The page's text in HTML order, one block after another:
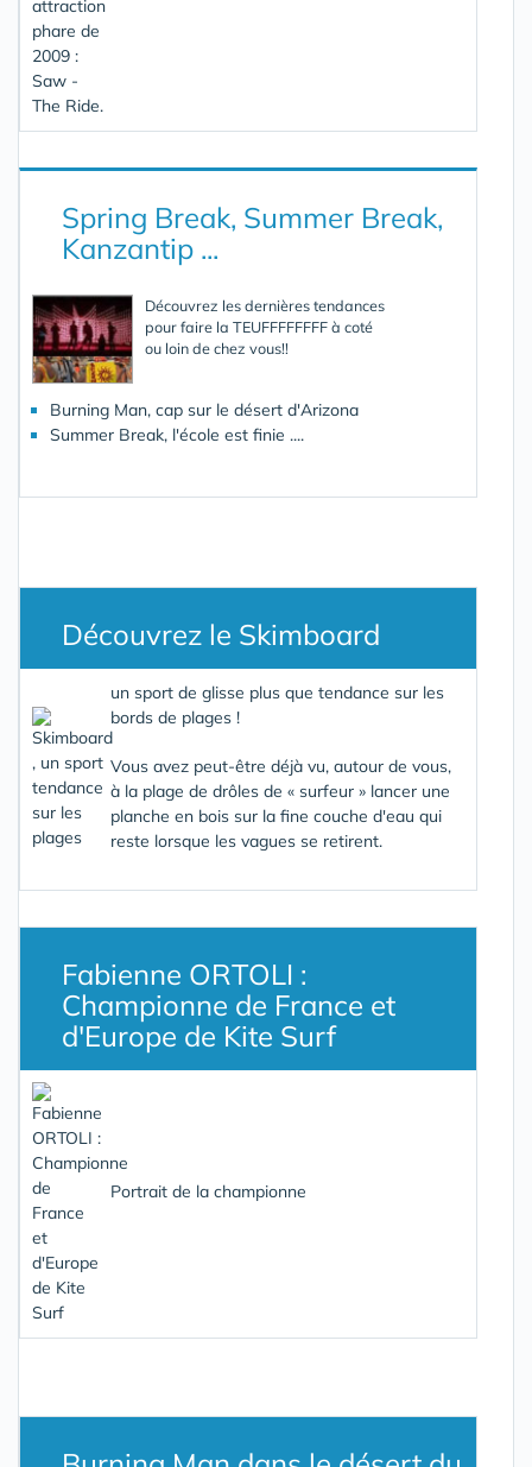
Spring Break, Summer Break,
Kanzantip ...
Découvrez les dernières tendances
pour faire la TEUFFFFFFFF à coté
ou loin de chez vous!!
Burning Man, cap sur le désert d'Arizona
Summer Break, l'école est finie ....
Découvrez le Skimboard
un sport de glisse plus que tendance sur les
bords de plages !
Vous avez peut-être déjà vu, autour de vous,
à la plage de drôles de « surfeur » lancer une
planche en bois sur la fine couche d'eau qui
reste lorsque les vagues se retirent.
Fabienne ORTOLI :
Championne de France et
d'Europe de Kite Surf
Portrait de la championne